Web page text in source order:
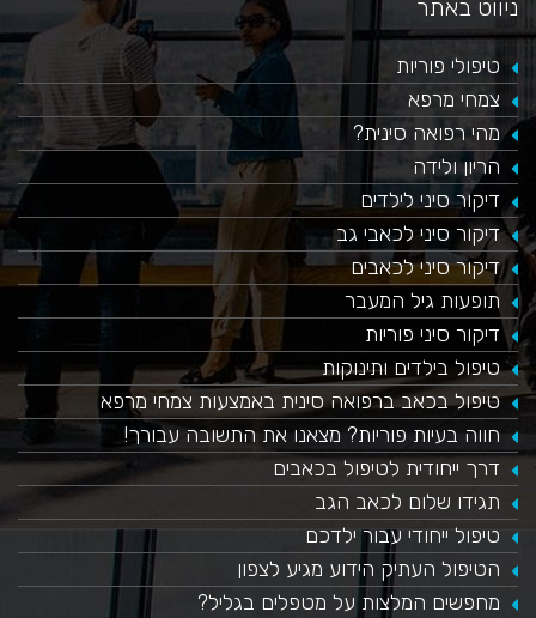
ניווט באתר
טיפולי פוריות
צמחי מרפא
מהי רפואה סינית?
הריון ולידה
דיקור סיני לילדים
דיקור סיני לכאבי גב
דיקור סיני לכאבים
תופעות גיל המעבר
דיקור סיני פוריות
טיפול בילדים ותינוקות
טיפול בכאב ברפואה סינית באמצעות צמחי מרפא
חווה בעיות פוריות? מצאנו את התשובה עבורך!
דרך ייחודית לטיפול בכאבים
תגידו שלום לכאב הגב
טיפול ייחודי עבור ילדכם
הטיפול העתיק הידוע מגיע לצפון
מחפשים המלצות על מטפלים בגליל?